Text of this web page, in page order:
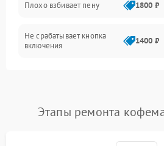
Плохо взбивает пену 1800 ₽
Не срабатывает кнопка
включения
1400 ₽
Постоянные сбои в работе 1500 ₽
Этапы ремонта